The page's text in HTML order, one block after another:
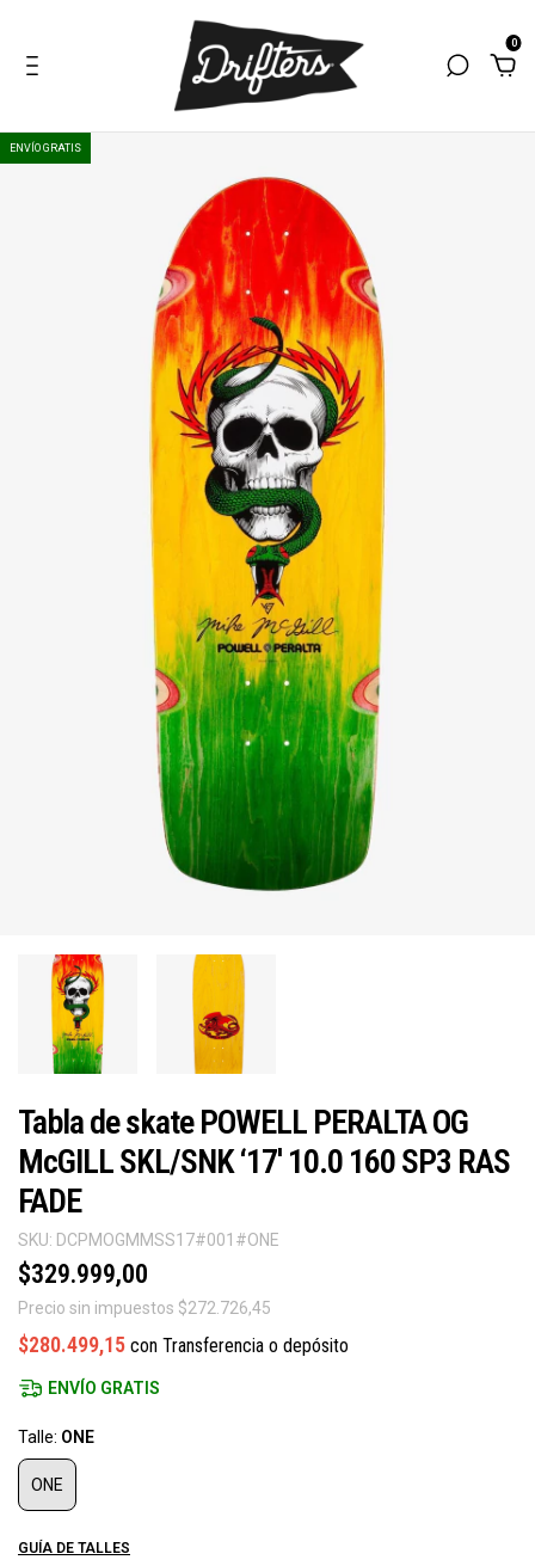
0
ENVÍO GRATIS
Tabla de skate POWELL PERALTA OG
McGILL SKL/SNK ‘17' 10.0 160 SP3 RAS
FADE
SKU: DCPMOGMMSS17#001#ONE
$329.999,00
Precio sin impuestos $272.726,45
$280.499,15 con Transferencia o depósito
ENVÍO GRATIS
Talle: ONE
ONE
GUÍA DE TALLES